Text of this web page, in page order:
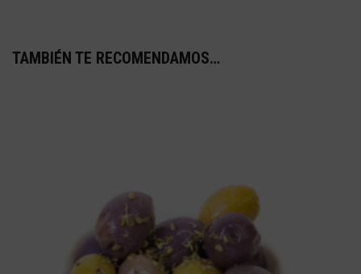
TAMBIÉN TE RECOMENDAMOS…